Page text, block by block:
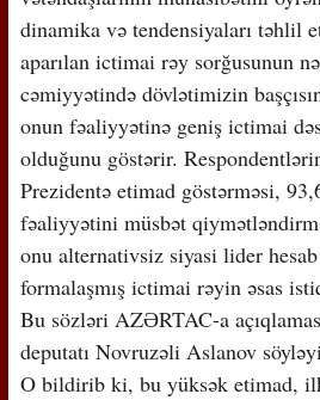
dinamika və tendensiyaları təhlil
aparılan ictimai rəy sorğusunun
cəmiyyətində dövlətimizin
onun fəaliyyətinə geniş ictimai
olduğunu göstərir.
Prezidentə etimad göstərməsi,
fəaliyyətini müsbət
onu alternativsiz siyasi lider
formalaşmış ictimai rəyin əsas
Bu sözləri AZƏRTAC-a
deputatı Novruzəli Aslanov
O bildirib ki, bu yüksək etimad,